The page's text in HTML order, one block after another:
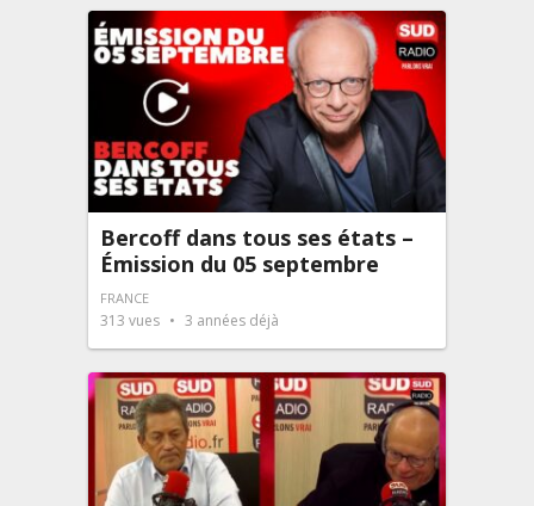
Bercoff dans tous ses états –
Émission du 05 septembre
FRANCE
313 vues 3 années déjà